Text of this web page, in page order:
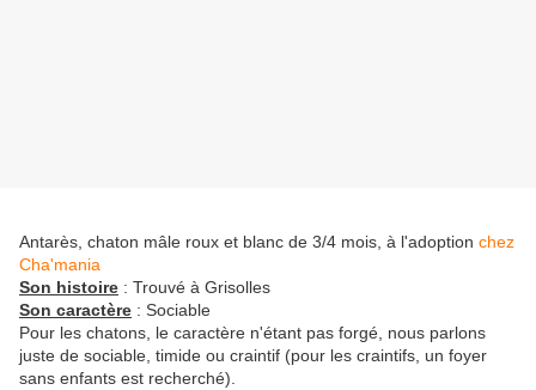
Antarès, chaton mâle roux et blanc de 3/4 mois, à l'adoption chez
Cha'mania
Son histoire : Trouvé à Grisolles
Son caractère : Sociable
Pour les chatons, le caractère n'étant pas forgé, nous parlons
juste de sociable, timide ou craintif (pour les craintifs, un foyer
sans enfants est recherché).